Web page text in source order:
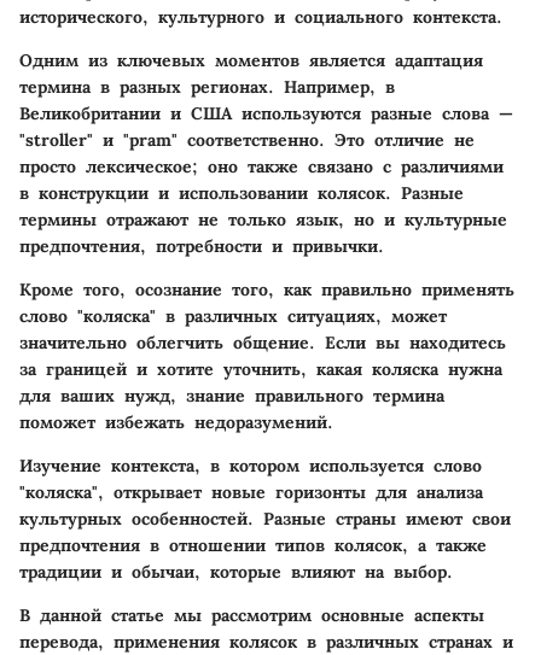
исторического, культурного и социального контекста.
Одним из ключевых моментов является адаптация
термина в разных регионах. Например, в
Великобритании и США используются разные слова —
"stroller" и "pram" соответственно. Это отличие не
просто лексическое; оно также связано с различиями
в конструкции и использовании колясок. Разные
термины отражают не только язык, но и культурные
предпочтения, потребности и привычки.
Кроме того, осознание того, как правильно применять
слово "коляска" в различных ситуациях, может
значительно облегчить общение. Если вы находитесь
за границей и хотите уточнить, какая коляска нужна
для ваших нужд, знание правильного термина
поможет избежать недоразумений.
Изучение контекста, в котором используется слово
"коляска", открывает новые горизонты для анализа
культурных особенностей. Разные страны имеют свои
предпочтения в отношении типов колясок, а также
традиции и обычаи, которые влияют на выбор.
В данной статье мы рассмотрим основные аспекты
перевода, применения колясок в различных странах и